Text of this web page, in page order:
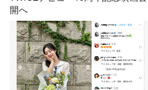
開へ